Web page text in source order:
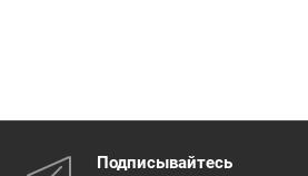
Подписывайтесь